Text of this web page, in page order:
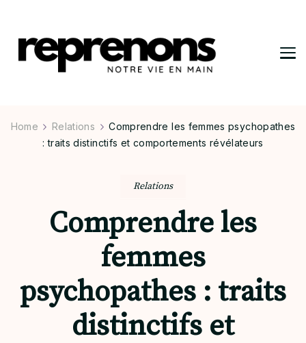
Home Relations
Comprendre les femmes psychopathes
: traits distinctifs et comportements révélateurs
Relations
Comprendre les
femmes
psychopathes : traits
distinctifs et